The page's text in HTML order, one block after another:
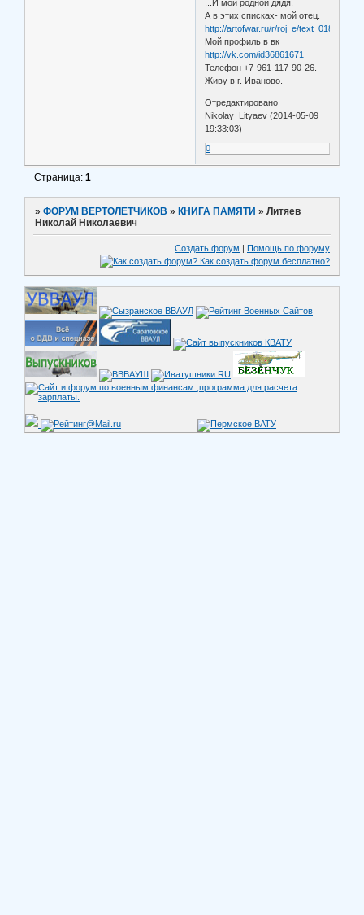
...И мой родной дядя.
А в этих списках- мой отец.
http://artofwar.ru/r/roj_e/text_0180.shtml
Мой профиль в вк
http://vk.com/id36861671
Телефон +7-961-117-90-26.
Живу в г. Иваново.
Отредактировано
Nikolay_Lityaev (2014-05-09
19:33:03)
0
Страница:1
»ФОРУМ ВЕРТОЛЕТЧИКОВ »КНИГА ПАМЯТИ »Литяев
Николай Николаевич
Создать форум | Помощь по форуму